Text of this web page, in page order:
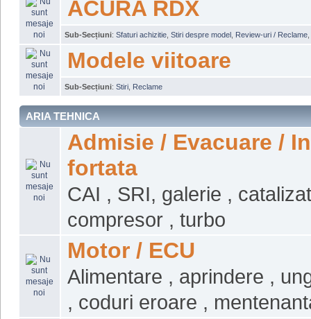
ACURA RDX
Sub-Secțiuni: Sfaturi achizitie Stiri despre model Review-uri / Reclame
Modele viitoare
Sub-Secțiuni: Stiri Reclame
ARIA TEHNICA
Admisie / Evacuare /
fortata
CAI , SRI, galerie ,
compresor , turbo
Motor / ECU
Alimentare , aprindere ,
, coduri eroare ,